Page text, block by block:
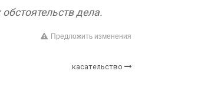
дела.
Предложить изменения
касательство